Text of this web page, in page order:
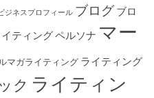
ビジネスプロフィール ブログ ブロ
ティング ペルソナ マー
マガライティング ライティング
ク ライティン